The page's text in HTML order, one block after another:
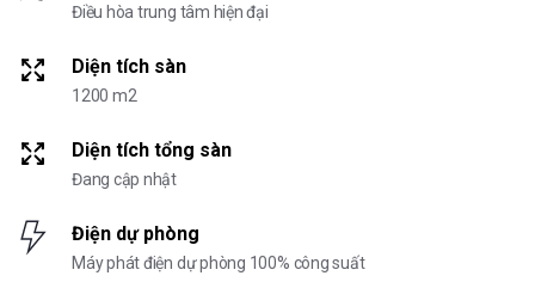
Điều hòa trung tâm hiện đại
Diện tích sàn
1200 m2
Diện tích tổng sàn
Đang cập nhật
Điện dự phòng
Máy phát điện dự phòng 100% công suất